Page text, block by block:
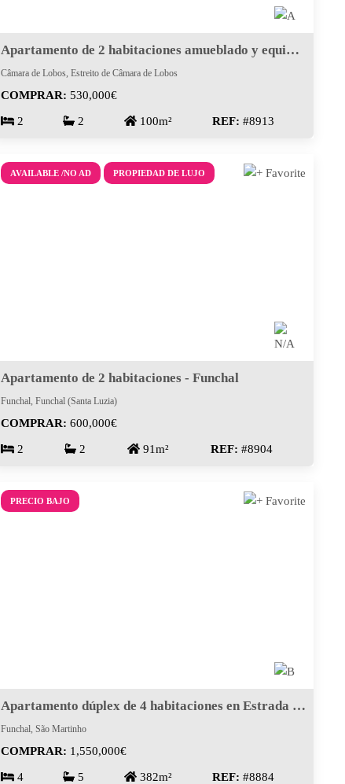
Apartamento de 2 habitaciones amueblado y equipado
Câmara de Lobos, Estreito de Câmara de Lobos
COMPRAR: 530,000€
2 2 100m² REF: #8913
AVAILABLE /NO AD PROPIEDAD DE LUJO
Apartamento de 2 habitaciones - Funchal
Funchal, Funchal (Santa Luzia)
COMPRAR: 600,000€
2 2 91m² REF: #8904
PRECIO BAJO
Apartamento dúplex de 4 habitaciones en Estrada Monumental
Funchal, São Martinho
COMPRAR: 1,550,000€
4 5 382m² REF: #8884